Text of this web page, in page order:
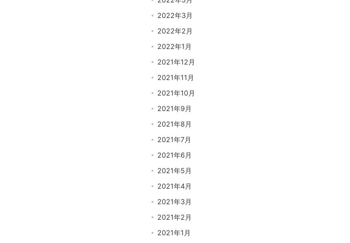
2022年3月
2022年2月
2022年1月
2021年12月
2021年11月
2021年10月
2021年9月
2021年8月
2021年7月
2021年6月
2021年5月
2021年4月
2021年3月
2021年2月
2021年1月